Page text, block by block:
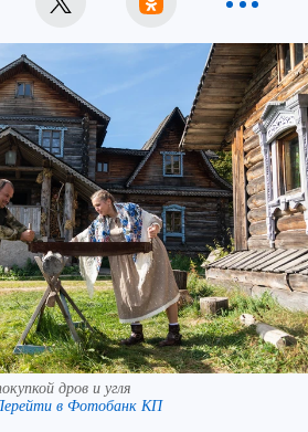
дров и угля
в Фотобанк КП